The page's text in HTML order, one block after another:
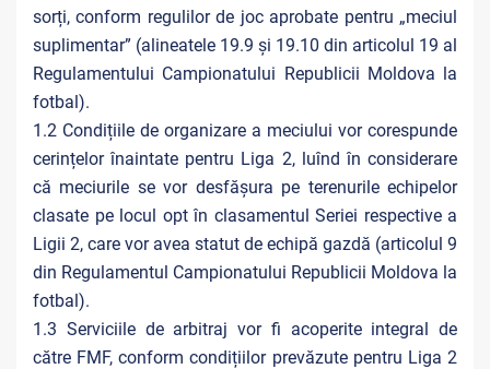
sorți, conform regulilor de joc aprobate pentru „meciul
suplimentar” (alineatele 19.9 și 19.10 din articolul 19 al
Regulamentului Campionatului Republicii Moldova la
fotbal).
1.2 Condițiile de organizare a meciului vor corespunde
cerințelor înaintate pentru Liga 2, luînd în considerare
că meciurile se vor desfășura pe terenurile echipelor
clasate pe locul opt în clasamentul Seriei respective a
Ligii 2, care vor avea statut de echipă gazdă (articolul 9
din Regulamentul Campionatului Republicii Moldova la
fotbal).
1.3 Serviciile de arbitraj vor fi acoperite integral de
către FMF, conform condițiilor prevăzute pentru Liga 2